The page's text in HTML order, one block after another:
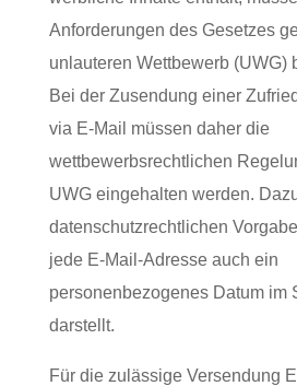
Anforderungen des Gesetzes
unlauteren Wettbewerb (UWG)
Bei der Zusendung einer
via E-Mail müssen daher die
wettbewerbsrechtlichen
UWG eingehalten werden.
datenschutzrechtlichen
jede E-Mail-Adresse auch ein
personenbezogenes Datum im
darstellt.
Für die zulässige Versendung